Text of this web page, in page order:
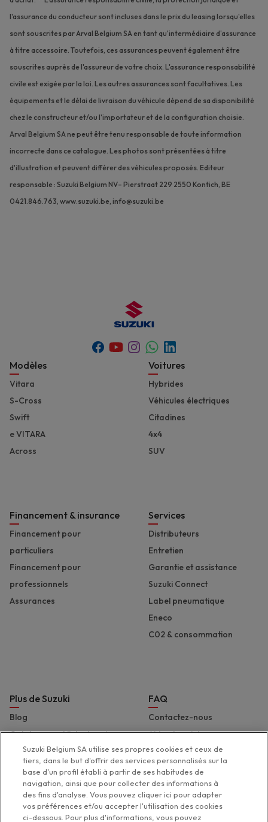
l'assurance du conducteur sont incluses dans le prix du leasing lorsqu'elles
sont souscrites par Arval Belgium SA en tant qu'intermédiaire d'assurance
à titre accessoire. Toutefois, ces assurances peuvent également être
souscrites auprès de l'assureur de votre choix. L'assurance responsabilité
civile est exigée par la loi. Les autres assurances sont facultatives. Les
équipements et le délai de livraison du véhicule dépend de sa disponibilité
chez le constructeur et/ou l'importateur et de la configuration choisie.
Arval Belgium SA ne peut être tenu responsable de toute information
incorrecte dans ce catalogue. Les photos sont présentées à titre
d'illustration et peuvent différer des véhicules proposés. Editeur
responsable : Suzuki Belgium NV– Pierstraat 229 2550 Kontich, BE
0421.846.763, www.suzuki.be, info@suzuki.be
Facebook
YoutubeInstagram
Whatsapp
Linkedin
Footer
Modèles
Vitara
S-Cross
Swift
e VITARA
Across
Voitures
Hybrides
Véhicules électriques
Citadines
4x4
SUV
Financement & insurance
Financement pour
particuliers
Financement pour
professionnels
Assurances
Services
Distributeurs
Entretien
Garantie et assistance
Suzuki Connect
Label pneumatique
Eneco
C02 & consommation
Plus de Suzuki
Blog
Catalogues et liste de prix
Presse
Suzuki Marine
Suzuki 2 Wheels
Suzuki Global
FAQ
Contactez-nous
Aide et assistance
Déclaration d'accessibilité
Suzuki Belgium SA utilise ses propres cookies et ceux de
tiers, dans le but d'offrir des services personnalisés sur la
base d'un profil établi à partir de ses habitudes de
navigation, ainsi que pour collecter des informations à
des fins d'analyse. Vous pouvez cliquer ici pour adapter
vos préférences et/ou accepter l'utilisation des cookies
ci-dessous. Pour plus d'informations, vous pouvez